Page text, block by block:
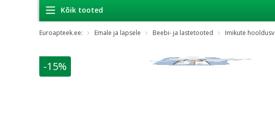
Kõik tooted
Euroapteek.ee: Emale ja lapsele Beebi- ja lastetooted Imikute
-15%